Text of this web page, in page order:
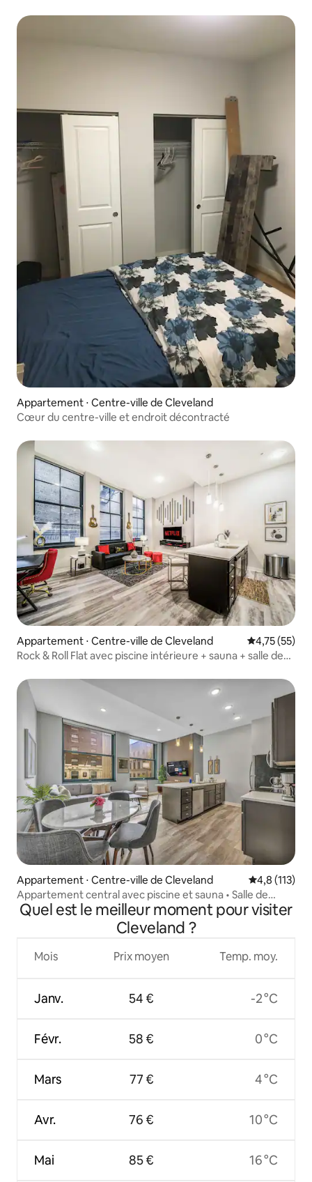
Appartement ⋅ Centre-ville de Cleveland
Cœur du centre-ville et endroit décontracté
Appartement ⋅ Centre-ville de Cleveland Évaluation
4,75 (55)
Rock & Roll Flat avec piscine intérieure + sauna + salle de
Appartement ⋅ Centre-ville de Cleveland Évaluation
4,8 (113)
Appartement central avec piscine et sauna • Salle de
sport • Au cœur de DT
Quel est le meilleur moment pour visiter
Cleveland ?
Mois
Janv.
Févr.
Mars
Avr.
Mai
Prix moyen
54 €
58 €
77 €
76 €
85 €
Temp. moy.
-2 °C
0 °C
4 °C
10 °C
16 °C